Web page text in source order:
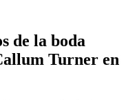
de la boda
Turner en